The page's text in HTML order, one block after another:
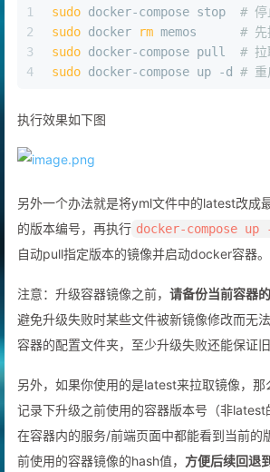
1
2
3
4
sudo docker-compose stop # 停
sudo docker rm memos # 先
sudo docker-compose pull # 拉
sudo docker-compose up -d # 重
执行效果如下图
另外一个办法就是将yml文件中的latest改成
的版本编号，再执行 docker-compose up
自动pull指定版本的镜像并启动docker容器。
注意：升级容器镜像之前， 请备份当前容器
避免升级失败时某些文件被新镜像修改而无
容器的配置文件夹，至少升级失败还能保证
另外，如果你使用的是latest来拉取镜像，
记录下升级之前使用的容器版本号（非latest
在容器内的服务/前端页面中都能看到当前的
前使用的容器镜像的hash值， 方便后续回退